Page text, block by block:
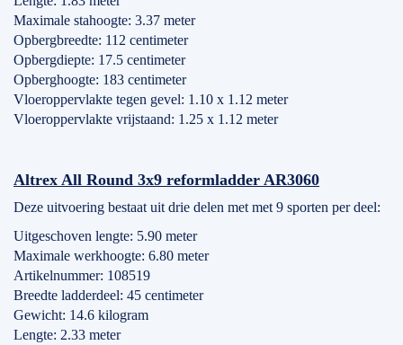
Maximale stahoogte: 3.37 meter
Opbergbreedte: 112 centimeter
Opbergdiepte: 17.5 centimeter
Opberghoogte: 183 centimeter
Vloeroppervlakte tegen gevel: 1.10 x 1.12 meter
Vloeroppervlakte vrijstaand: 1.25 x 1.12 meter
Altrex All Round 3x9 reformladder AR3060
Deze uitvoering bestaat uit drie delen met met 9 sporten per deel:
Uitgeschoven lengte: 5.90 meter
Maximale werkhoogte: 6.80 meter
Artikelnummer: 108519
Breedte ladderdeel: 45 centimeter
Gewicht: 14.6 kilogram
Lengte: 2.33 meter